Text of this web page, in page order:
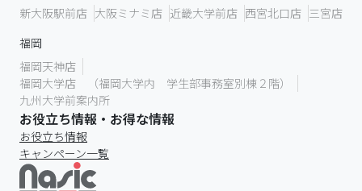
新大阪駅前店 大阪ミナミ店 近畿大学前店 西宮北口店 三宮店
福岡
福岡天神店
福岡大学店 （福岡大学内 学生部事務室別棟２階）
九州大学前案内所
お役立ち情報・お得な情報
お役立ち情報
キャンペーン一覧